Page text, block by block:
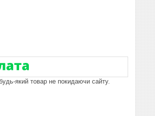
який товар не покидаючи сайту.